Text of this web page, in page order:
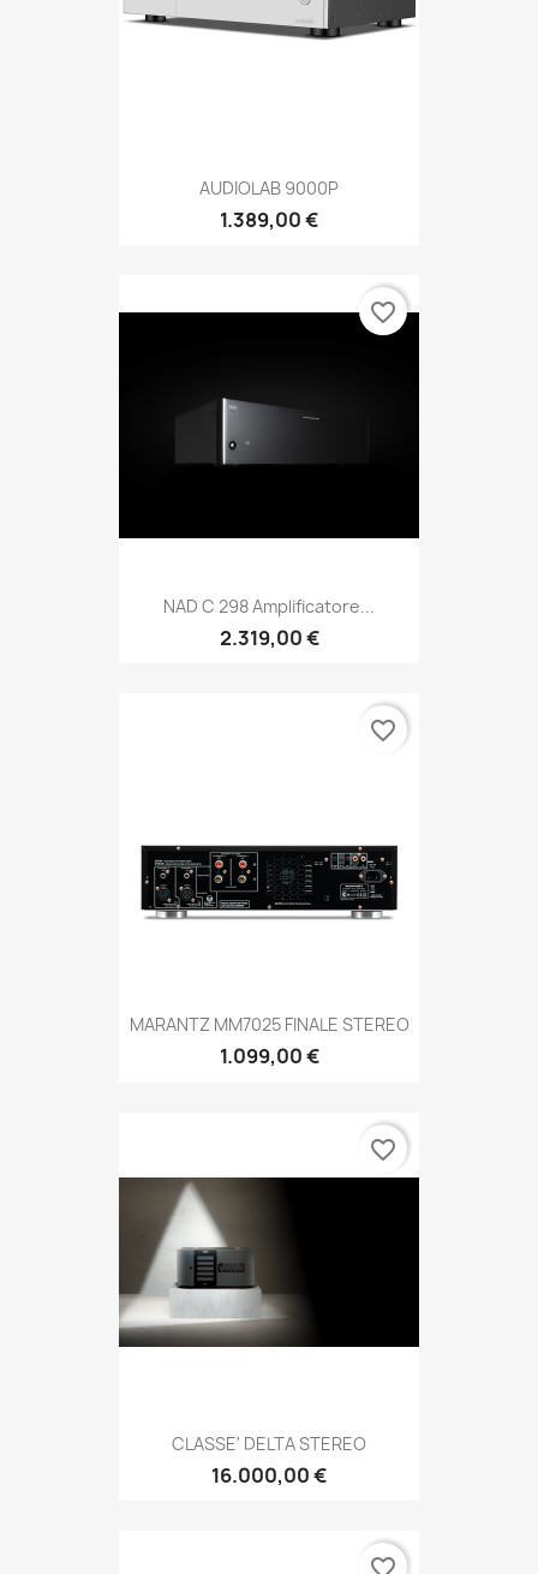
AUDIOLAB 9000P
1.389,00 €
NAD C 298 Amplificatore...
2.319,00 €
favorite_border
MARANTZ MM7025 FINALE STEREO
1.099,00 €
favorite_border
CLASSE' DELTA STEREO
16.000,00 €
favorite_border
favorite_border